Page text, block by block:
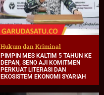
Hukum dan Kriminal
PIMPIN MES KALTIM 5 TAHUN KE
DEPAN, SENO AJI KOMITMEN
PERKUAT LITERASI DAN
EKOSISTEM EKONOMI SYARIAH